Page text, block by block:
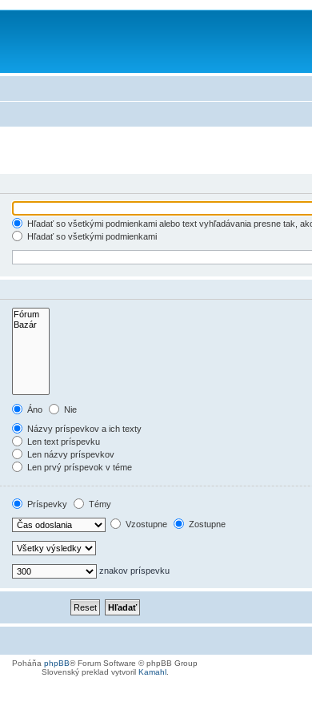
Hľadať so všetkými podmienkami alebo text vyhľadávania presne tak,
Hľadať so všetkými podmienkami
Áno
Nie
Názvy príspevkov a ich texty
Len text príspevku
Len názvy príspevkov
Len prvý príspevok v téme
Príspevky
Témy
Vzostupne Zostupne
znakov príspevku
Poháňa phpBB® Forum Software © phpBB Group
Slovenský preklad vytvoril Kamahl.